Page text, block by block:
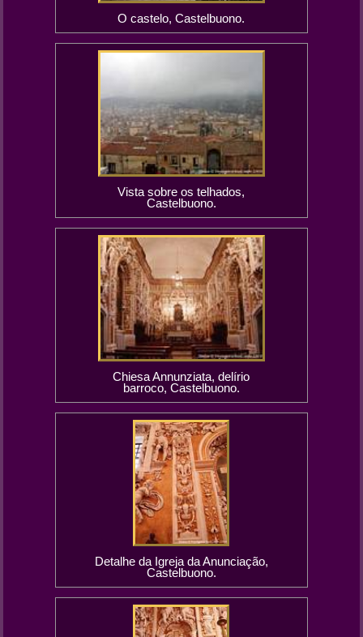
O castelo, Castelbuono.
Vista sobre os telhados,
Castelbuono.
Chiesa Annunziata, delírio
barroco, Castelbuono.
Detalhe da Igreja da Anunciação,
Castelbuono.